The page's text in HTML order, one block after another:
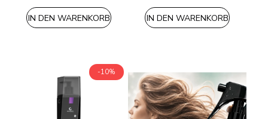
war:
240,00€
ist:
210,00€.
IN DEN WARENKORB IN DEN WARENKORB
-10%